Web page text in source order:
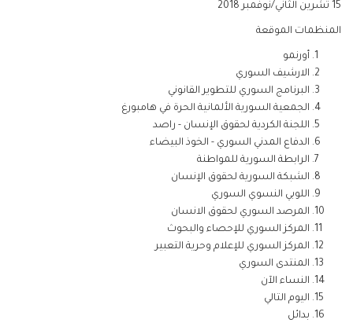
15 تشرين الثاني/نوفمبر 2018
المنظمات الموقعة
أورنمو
الارشيف السوري
البرنامج السوري للتطوير القانوني
الجمعية السورية الألمانية الحرة في هامبورغ
اللجنة الكردية لحقوق الإنسان - راصد
الدفاع المدني السوري - الخوذ البيضاء
الرابطة السورية للمواطنة
الشبكة السورية لحقوق الإنسان
اللوبي النسوي السوري
المرصد السوري لحقوق الانسان
المركز السوري للإحصاء والبحوث
المركز السوري للإعلام وحرية التعبير
المنتدى السوري
النساء الآن
اليوم التالي
بدائل